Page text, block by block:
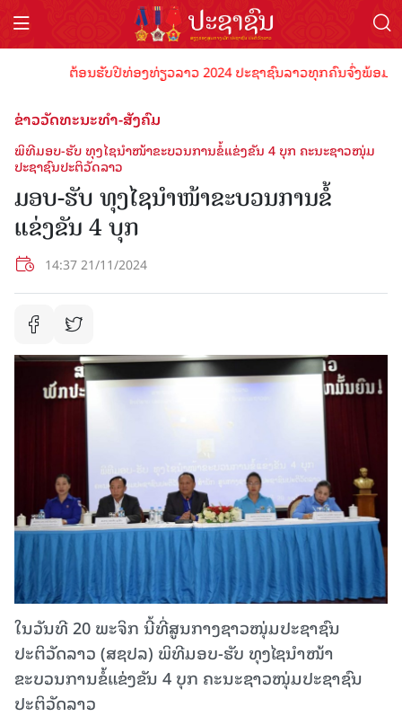
ຕ້ອນຮັບປີທ່ອງທ່ຽວລາວ 2024 ປະຊາຊົນລາວທຸກຄົນຈົ່ງພ້ອມເ
ຂ່າວວັດທະນະທຳ-ສັງຄົມ
ພິທີມອບ-ຮັບ ທຸງໄຊນໍາໜ້າຂະບວນການຂໍ້ແຂ່ງຂັນ 4 ບຸກ ຄະນະຊາວໜຸ່ມ
ປະຊາຊົນປະຕິວັດລາວ
ມອບ-ຮັບ ທຸງໄຊນໍາໜ້າຂະບວນການຂໍ້
ແຂ່ງຂັນ 4 ບຸກ
14:37 21/11/2024
ໃນວັນທີ 20 ພະຈິກ ນີ້ທີ່ສູນກາງຊາວໜຸ່ມປະຊາຊົນ
ປະຕິວັດລາວ (ສຊປລ) ພິທີມອບ-ຮັບ ທຸງໄຊນໍາໜ້າ
ຂະບວນການຂໍ້ແຂ່ງຂັນ 4 ບຸກ ຄະນະຊາວໜຸ່ມປະຊາຊົນ
ປະຕິວັດລາວ